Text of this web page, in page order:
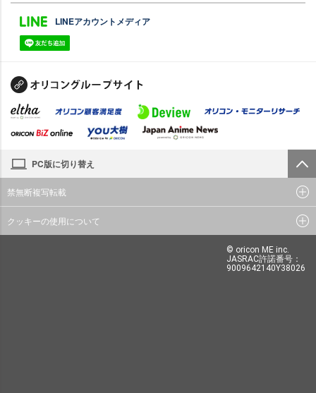
LINEアカウントメディア
PC版に切り替え
禁無断複写転載
クッキーの使用について
© oricon ME inc.
JASRAC許諾番号：
9009642140Y38026